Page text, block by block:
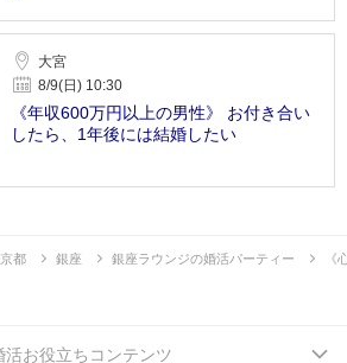
大宮
8/9(日) 10:30
《年収600万円以上の男性》 お付き合い
したら、1年後には結婚したい
都 銀座 銀座ラウンジの婚活パーティー 《
活お役立ちコンテンツ